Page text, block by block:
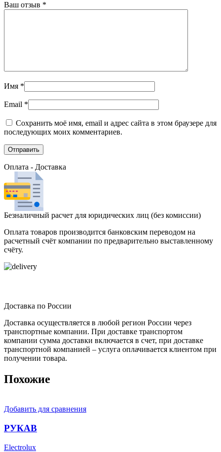
Ваш отзыв *
Имя *
Email *
Сохранить моё имя, email и адрес сайта в этом браузере для
последующих моих комментариев.
Оплата - Доставка
Безналичный расчет для юридических лиц (без комиссии)
Оплата товаров производится банковским переводом на
расчетный счёт компании по предварительно выставленному
счёту.
Доставка по России
Доставка осуществляется в любой регион России через
транспортные компании. При доставке транспортом
компании сумма доставки включается в счет, при доставке
транспортной компанией – услуга оплачивается клиентом при
получении товара.
Похожие
Добавить для сравнения
РУКАВ
Electrolux